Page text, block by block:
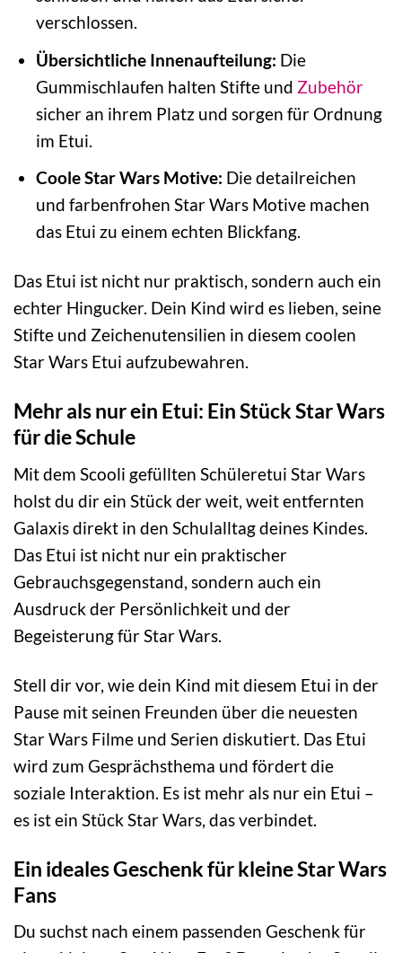
verschlossen.
Übersichtliche Innenaufteilung: Die
Gummischlaufen halten Stifte und Zubehör
sicher an ihrem Platz und sorgen für Ordnung
im Etui.
Coole Star Wars Motive: Die detailreichen
und farbenfrohen Star Wars Motive machen
das Etui zu einem echten Blickfang.
Das Etui ist nicht nur praktisch, sondern auch ein
echter Hingucker. Dein Kind wird es lieben, seine
Stifte und Zeichenutensilien in diesem coolen
Star Wars Etui aufzubewahren.
Mehr als nur ein Etui: Ein Stück Star Wars
für die Schule
Mit dem Scooli gefüllten Schüleretui Star Wars
holst du dir ein Stück der weit, weit entfernten
Galaxis direkt in den Schulalltag deines Kindes.
Das Etui ist nicht nur ein praktischer
Gebrauchsgegenstand, sondern auch ein
Ausdruck der Persönlichkeit und der
Begeisterung für Star Wars.
Stell dir vor, wie dein Kind mit diesem Etui in der
Pause mit seinen Freunden über die neuesten
Star Wars Filme und Serien diskutiert. Das Etui
wird zum Gesprächsthema und fördert die
soziale Interaktion. Es ist mehr als nur ein Etui –
es ist ein Stück Star Wars, das verbindet.
Ein ideales Geschenk für kleine Star Wars
Fans
Du suchst nach einem passenden Geschenk für